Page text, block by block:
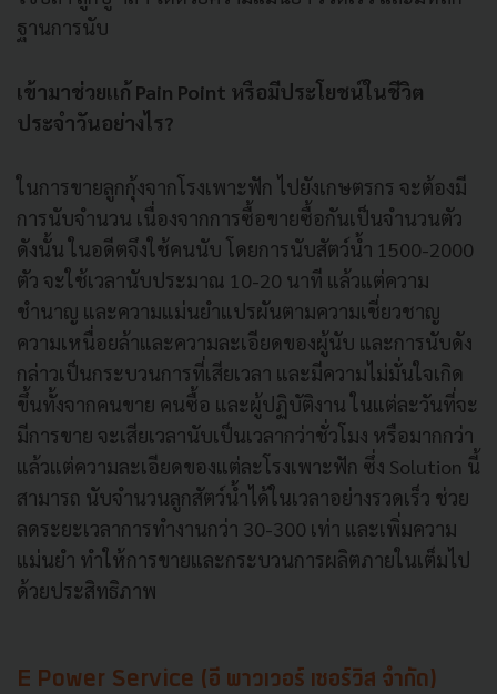
ฐานการนับ
เข้ามาช่วยเเก้ Pain Point หรือมีประโยชน์ในชีวิต
ประจำวันอย่างไร?
ในการขายลูกกุ้งจากโรงเพาะฟัก ไปยังเกษตรกร จะต้องมี
การนับจำนวน เนื่องจากการซื้อขายซื้อกันเป็นจำนวนตัว
ดังนั้น ในอดีตจึงใช้คนนับ โดยการนับสัตว์น้ำ 1500-2000
ตัว จะใช้เวลานับประมาณ 10-20 นาที แล้วแต่ความ
ชำนาญ และความแม่นยำแปรผันตามความเชี่ยวชาญ
ความเหนื่อยล้าและความละเอียดของผู้นับ และการนับดัง
กล่าวเป็นกระบวนการที่เสียเวลา และมีความไม่มั่นใจเกิด
ขึ้นทั้งจากคนขาย คนซื้อ และผู้ปฏิบัติงาน ในแต่ละวันที่จะ
มีการขาย จะเสียเวลานับเป็นเวลากว่าชั่วโมง หรือมากกว่า
แล้วแต่ความละเอียดของแต่ละโรงเพาะฟัก ซึ่ง Solution นี้
สามารถ นับจำนวนลูกสัตว์น้ำได้ในเวลาอย่างรวดเร็ว ช่วย
ลดระยะเวลาการทำงานกว่า 30-300 เท่า และเพิ่มความ
แม่นยำ ทำให้การขายและกระบวนการผลิตภายในเต็มไป
ด้วยประสิทธิภาพ
E Power Service (อี พาวเวอร์ เซอร์วิส จำกัด)